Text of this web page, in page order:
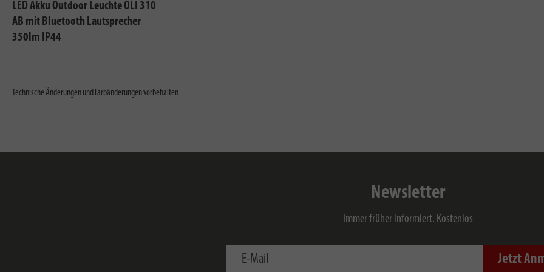
LED Akku Outdoor Leuchte OLI 310
AB mit Bluetooth Lautsprecher
350lm IP44
Technische Änderungen und Farbänderungen vorbehalten
Newsletter
Immer früher informiert. Kostenlos
E-Mail Jetzt